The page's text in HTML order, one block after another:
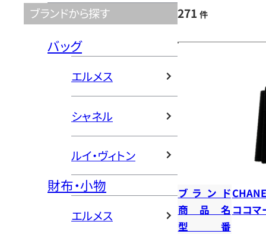
ブランドから探す
バッグ
エルメス
シャネル
ルイ・ヴィトン
財布・小物
エルメス
271 件
ブランド
商品名 ココマ
型番